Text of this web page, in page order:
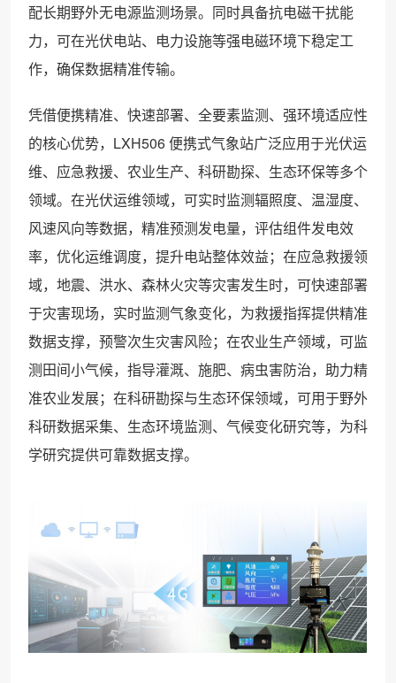
配长期野外无电源监测场景。同时具备抗电磁干扰能
力，可在光伏电站、电力设施等强电磁环境下稳定工
作，确保数据精准传输。
凭借便携精准、快速部署、全要素监测、强环境适应性
的核心优势，LXH506 便携式气象站广泛应用于光伏运
维、应急救援、农业生产、科研勘探、生态环保等多个
领域。在光伏运维领域，可实时监测辐照度、温湿度、
风速风向等数据，精准预测发电量，评估组件发电效
率，优化运维调度，提升电站整体效益；在应急救援领
域，地震、洪水、森林火灾等灾害发生时，可快速部署
于灾害现场，实时监测气象变化，为救援指挥提供精准
数据支撑，预警次生灾害风险；在农业生产领域，可监
测田间小气候，指导灌溉、施肥、病虫害防治，助力精
准农业发展；在科研勘探与生态环保领域，可用于野外
科研数据采集、生态环境监测、气候变化研究等，为科
学研究提供可靠数据支撑。